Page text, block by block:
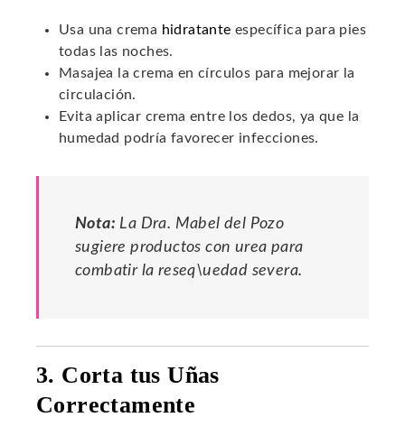
Usa una crema hidratante específica para pies
todas las noches.
Masajea la crema en círculos para mejorar la
circulación.
Evita aplicar crema entre los dedos, ya que la
humedad podría favorecer infecciones.
Nota: La Dra. Mabel del Pozo
sugiere productos con urea para
combatir la reseq\uedad severa.
3. Corta tus Uñas
Correctamente